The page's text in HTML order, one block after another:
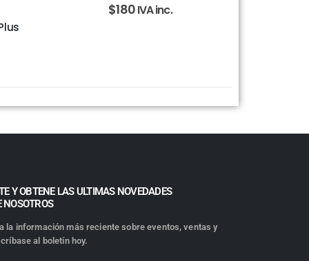
$180IVA inc.
Y OBTENE LAS ULTIMAS NOVEDADES
NOSOTROS
la información más reciente sobre eventos, ventas y
al boletín hoy.